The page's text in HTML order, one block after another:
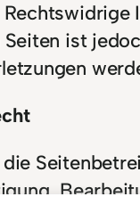
ist